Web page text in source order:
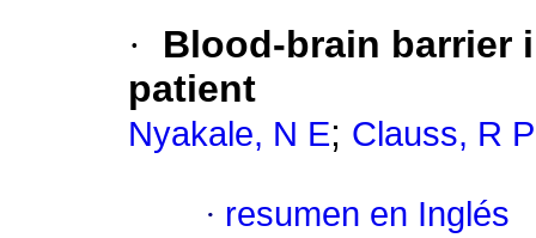
·
Blood-brain barrier
patient
Nyakale, N E; Clauss, R P
· resumen en Inglés